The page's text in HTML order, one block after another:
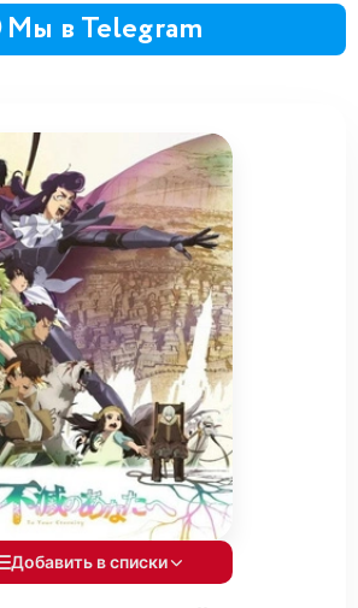
Мы в Telegram
Добавить в списки